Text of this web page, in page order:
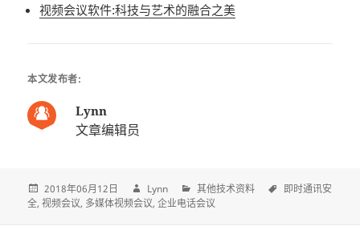
视频会议软件:科技与艺术的融合之美
本文发布者:
Lynn
文章编辑员
2018年06月12日 Lynn 其他技术资料
即时通讯安
全 视频会议 多媒体视频会议 企业电话会议